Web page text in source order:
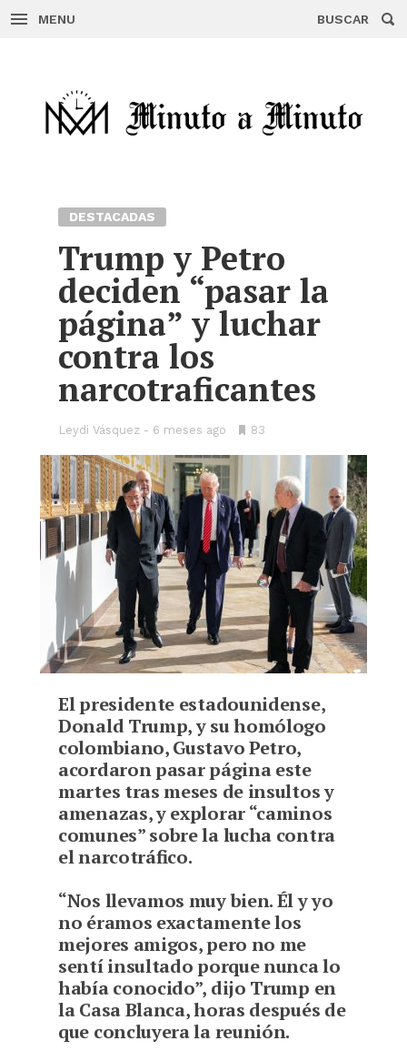
MENU BUSCAR
DESTACADAS
Trump y Petro
deciden “pasar la
página” y luchar
contra los
narcotraficantes
Leydi Vásquez 6 meses ago
•83
El presidente estadounidense,
Donald Trump, y su homólogo
colombiano, Gustavo Petro,
acordaron pasar página este
martes tras meses de insultos y
amenazas, y explorar “caminos
comunes” sobre la lucha contra
el narcotráfico.
“Nos llevamos muy bien. Él y yo
no éramos exactamente los
mejores amigos, pero no me
sentí insultado porque nunca lo
había conocido”, dijo Trump en
la Casa Blanca, horas después de
que concluyera la reunión.